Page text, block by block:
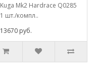
Kuga Mk2 Hardrace Q0285
1 шт./компл..
13670 руб.